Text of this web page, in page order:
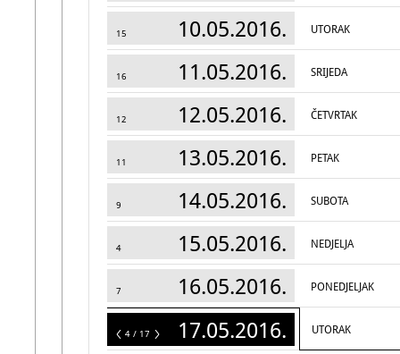
15 10.05.2016. UTORAK
16 11.05.2016. SRIJEDA
12 12.05.2016. ČETVRTAK
11 13.05.2016. PETAK
9 14.05.2016. SUBOTA
4 15.05.2016. NEDJELJA
7 16.05.2016. PONEDJELJAK
17 17.05.2016. UTORAK
4 / 17